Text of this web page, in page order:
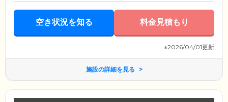
空き状況を知る 料金見積もり
※2026/04/01更新
施設の詳細を見る